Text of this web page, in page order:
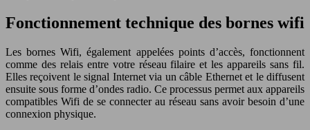
Fonctionnement technique des bornes wifi
Les bornes Wifi, également appelées points d’accès, fonctionnent
comme des relais entre votre réseau filaire et les appareils sans fil.
Elles reçoivent le signal Internet via un câble Ethernet et le diffusent
ensuite sous forme d’ondes radio. Ce processus permet aux appareils
compatibles Wifi de se connecter au réseau sans avoir besoin d’une
connexion physique.